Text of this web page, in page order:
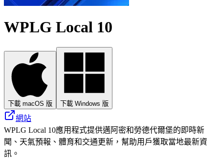
WPLG Local 10
下載 macOS 版 下載 Windows 版
網站
WPLG Local 10應用程式提供邁阿密和勞德代爾堡的即時新
聞、天氣預報、體育和交通更新，幫助用戶獲取當地最新資
訊。